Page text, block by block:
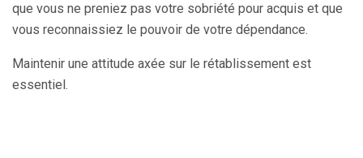
que vous ne preniez pas votre sobriété pour acquis et que
vous reconnaissiez le pouvoir de votre dépendance.
Maintenir une attitude axée sur le rétablissement est
essentiel.